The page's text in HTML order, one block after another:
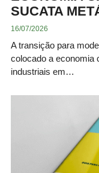
SUCATA
16/07/2026
A transição para
colocado a economia
industriais em…